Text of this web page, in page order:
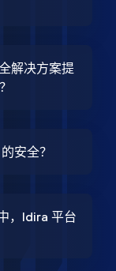
解决方案提
安全？
，Idira 平台